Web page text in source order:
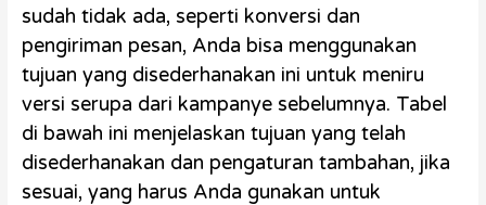
sudah tidak ada, seperti konversi dan
pengiriman pesan, Anda bisa menggunakan
tujuan yang disederhanakan ini untuk meniru
versi serupa dari kampanye sebelumnya. Tabel
di bawah ini menjelaskan tujuan yang telah
disederhanakan dan pengaturan tambahan, jika
sesuai, yang harus Anda gunakan untuk